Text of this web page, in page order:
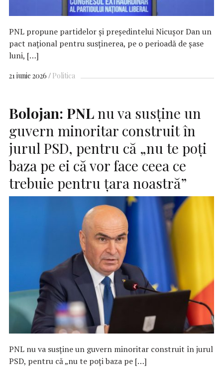
PNL propune partidelor şi preşedintelui Nicuşor Dan un
pact naţional pentru susţinerea, pe o perioadă de şase
luni, […]
21 iunie 2026 Politica
Bolojan: PNLnu va susține un
guvern minoritar construit în
jurul PSD, pentru că „nu te poți
baza pe ei că vor face ceea ce
trebuie pentru țara noastră”
PNL nu va susține un guvern minoritar construit în jurul
PSD, pentru că „nu te poți baza pe […]